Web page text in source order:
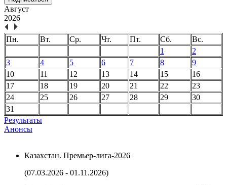
Август
2026
Пн. Вт. Ср. Чт. Пт. Сб.
Вс.
1
2
3
4 5 6 7 8
9
10
11 12 13 14 15
16
17
18 19 20 21 22
23
24
25 26 27 28 29
30
31
Результаты
Анонсы
Казахстан. Премьер-лига-2026
(07.03.2026 - 01.11.2026)